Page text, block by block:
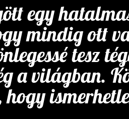
egy
mindig ott
tesz
a világban.
hogy